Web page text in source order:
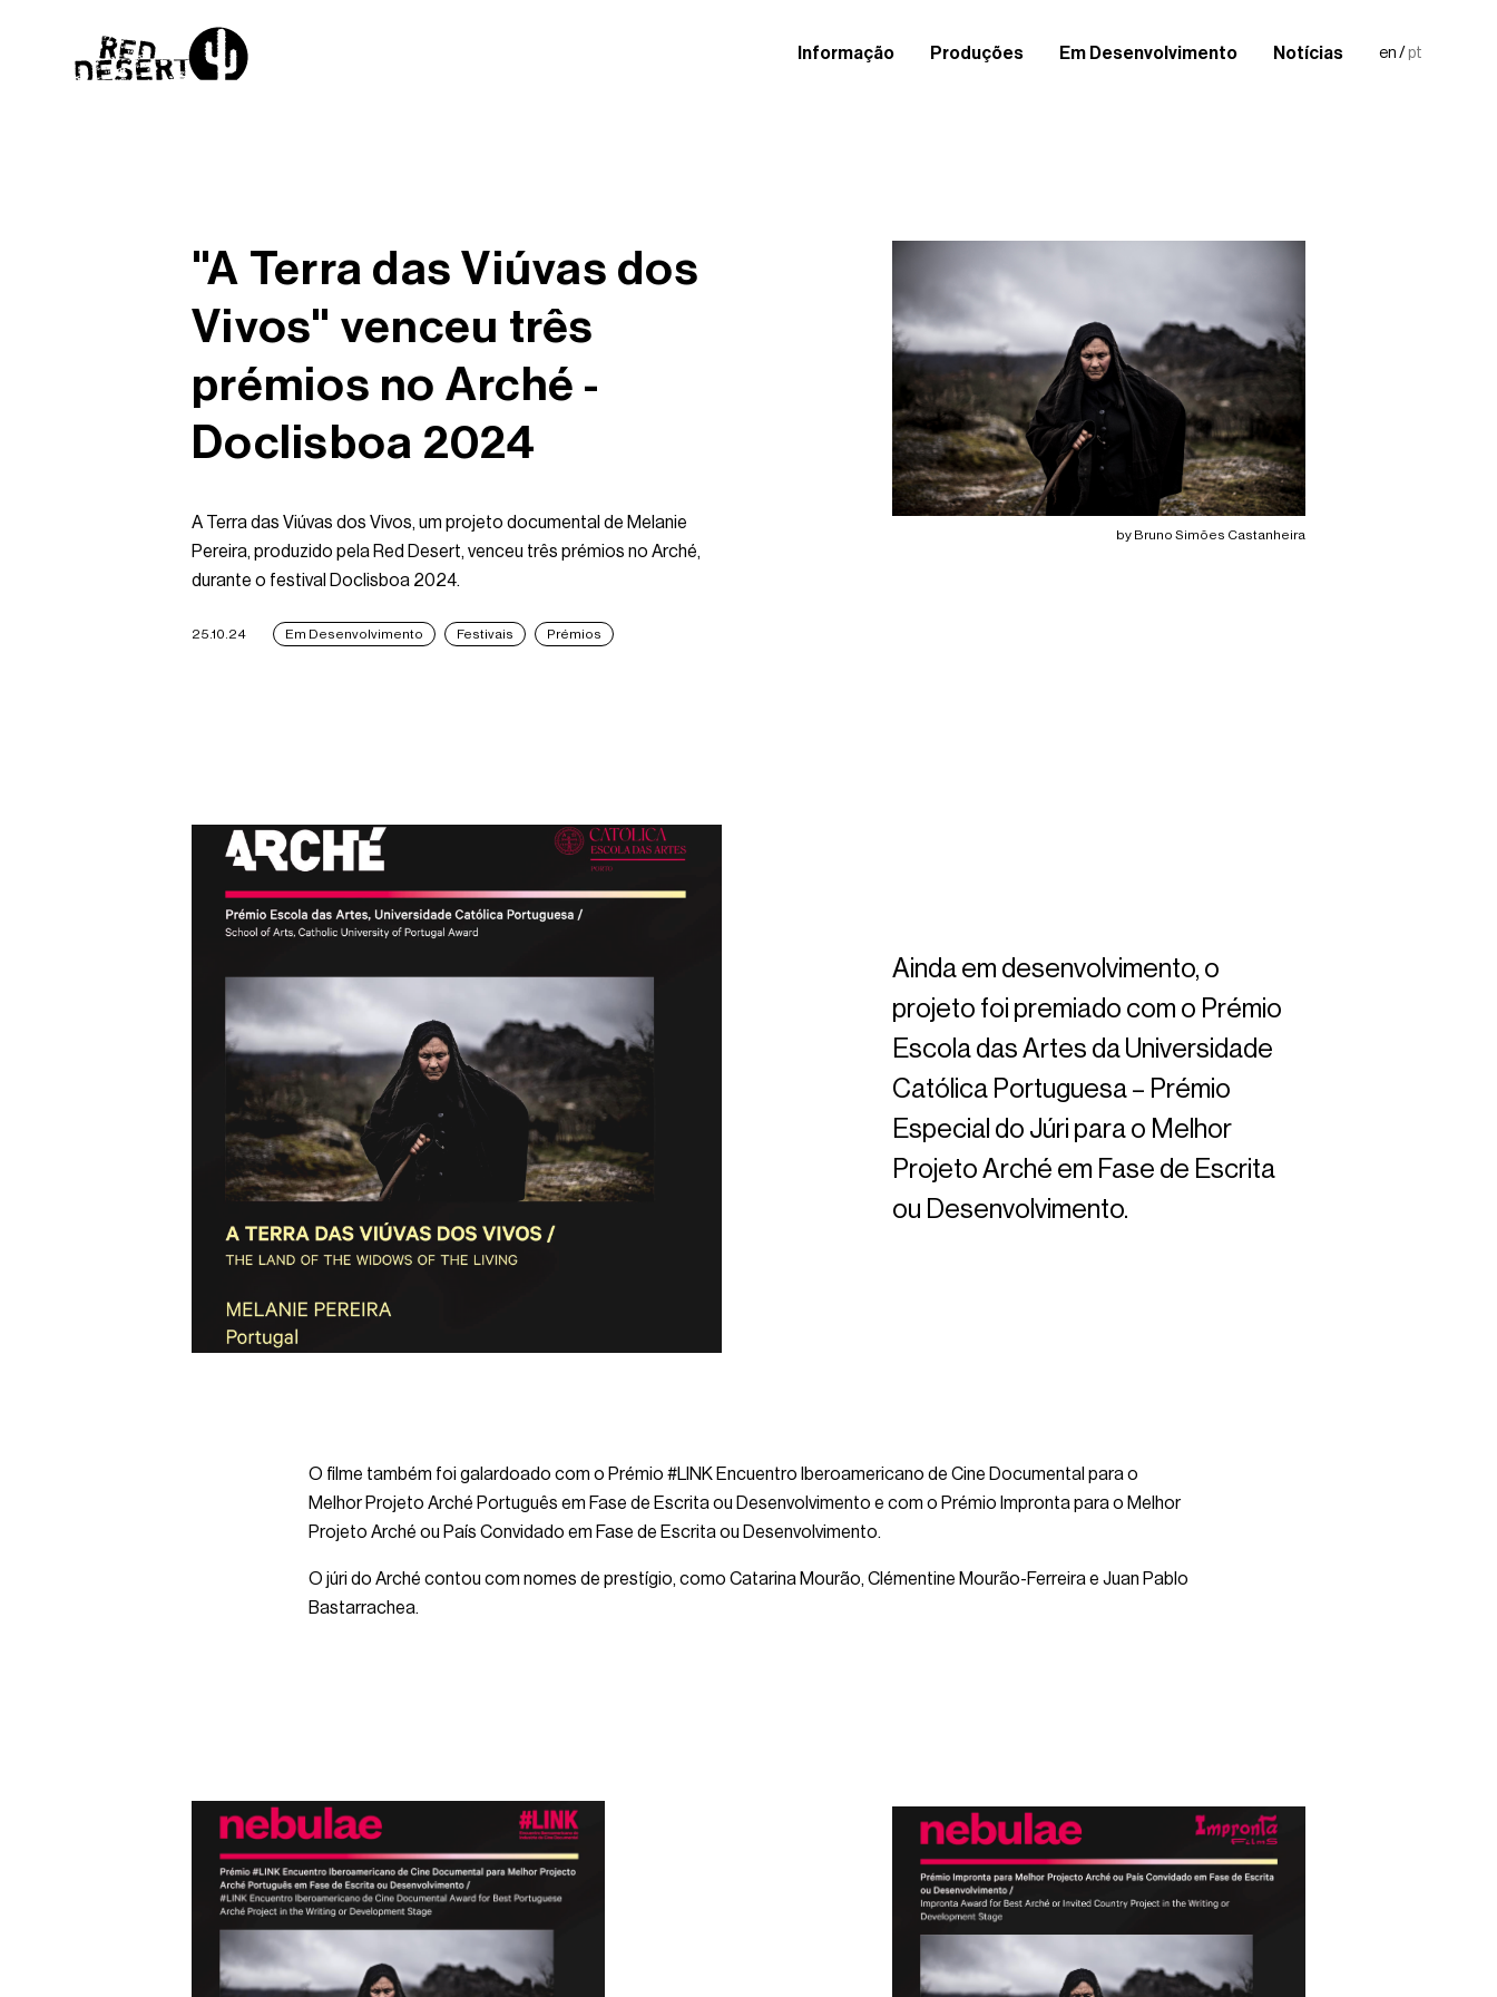
Informação Produções Em Desenvolvimento Notícias en / pt
"A Terra das Viúvas dos
Vivos" venceu três
prémios no Arché -
Doclisboa 2024
A Terra das Viúvas dos Vivos, um projeto documental de Melanie
Pereira, produzido pela Red Desert, venceu três prémios no Arché,
durante o festival Doclisboa 2024.
25.10.24 Em Desenvolvimento Festivais Prémios
by Bruno Simões Castanheira
Ainda em desenvolvimento, o
projeto foi premiado com o Prémio
Escola das Artes da Universidade
Católica Portuguesa – Prémio
Especial do Júri para o Melhor
Projeto Arché em Fase de Escrita
ou Desenvolvimento.
O filme também foi galardoado com o Prémio #LINK Encuentro Iberoamericano de Cine Documental para o
Melhor Projeto Arché Português em Fase de Escrita ou Desenvolvimento e com o Prémio Impronta para o Melhor
Projeto Arché ou País Convidado em Fase de Escrita ou Desenvolvimento.
O júri do Arché contou com nomes de prestígio, como Catarina Mourão, Clémentine Mourão-Ferreira e Juan Pablo
Bastarrachea.